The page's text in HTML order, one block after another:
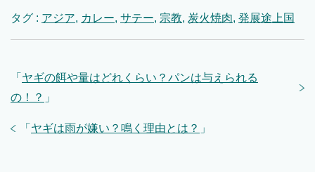
タグ : アジア, カレー, サテー, 宗教, 炭火焼肉, 発展途上国
「 ヤギの餌や量はどれくらい？パンは与えられる
の！？ 」
「 ヤギは雨が嫌い？鳴く理由とは？ 」